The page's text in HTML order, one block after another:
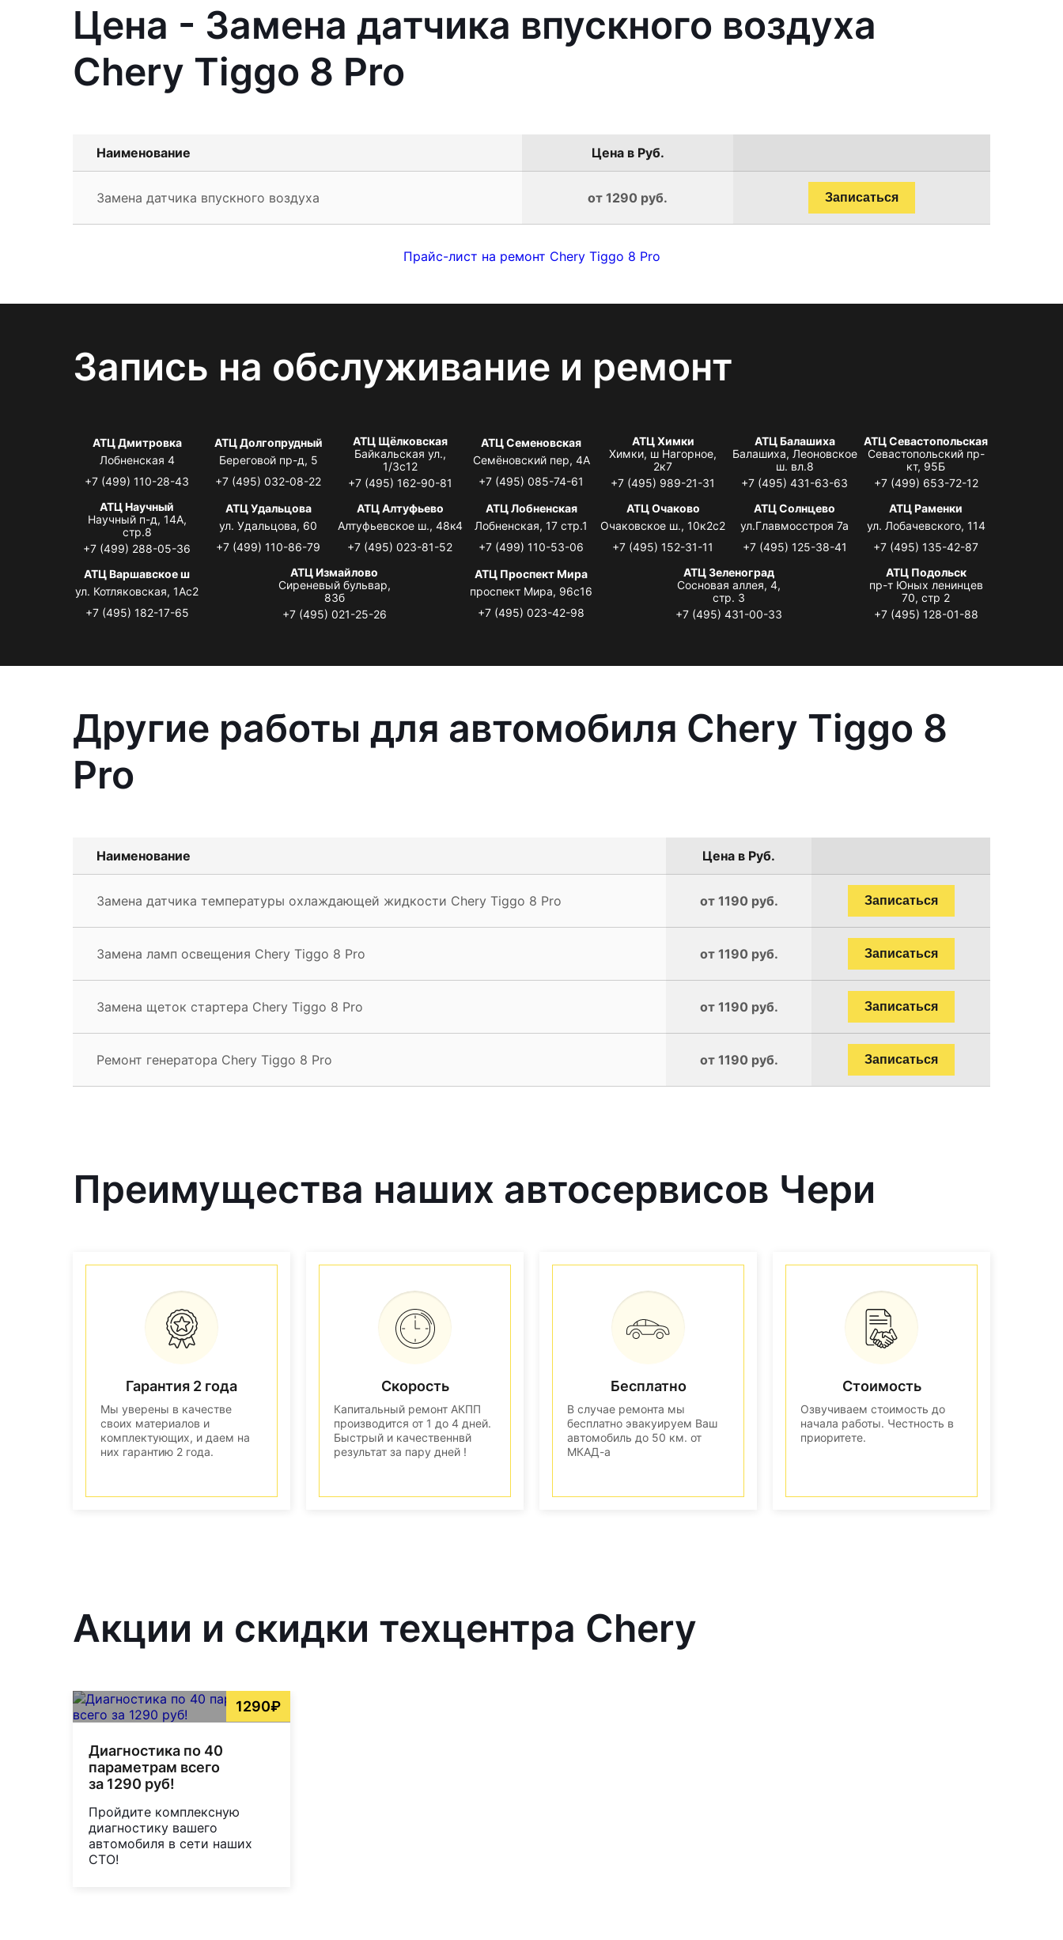
Цена - Замена датчика впускного воздуха
Chery Tiggo 8 Pro
Наименование Цена в Руб.
Замена датчика впускного воздуха от 1290 руб. Записаться
Прайс-лист на ремонт Chery Tiggo 8 Pro
Запись на обслуживание и ремонт
АТЦ Дмитровка
Лобненская 4
+7 (499) 110-28-43
АТЦ Долгопрудный
Береговой пр-д, 5
+7 (495) 032-08-22
АТЦ Щёлковская
Байкальская ул.,
1/3с12
+7 (495) 162-90-81
АТЦ Семеновская
Семёновский пер, 4А
+7 (495) 085-74-61
АТЦ Химки
Химки, ш Нагорное,
2к7
+7 (495) 989-21-31
АТЦ Балашиха
Балашиха, Леоновское
ш. вл.8
+7 (495) 431-63-63
АТЦ Севастопольская
Севастопольский пр-
кт, 95Б
+7 (499) 653-72-12
АТЦ Научный
Научный п-д, 14А,
стр.8
+7 (499) 288-05-36
АТЦ Удальцова
ул. Удальцова, 60
+7 (499) 110-86-79
АТЦ Алтуфьево
Алтуфьевское ш., 48к4
+7 (495) 023-81-52
АТЦ Лобненская
Лобненская, 17 стр.1
+7 (499) 110-53-06
АТЦ Очаково
Очаковское ш., 10к2с2
+7 (495) 152-31-11
АТЦ Солнцево
ул.Главмосстроя 7а
+7 (495) 125-38-41
АТЦ Раменки
ул. Лобачевского, 114
+7 (495) 135-42-87
АТЦ Варшавское ш
ул. Котляковская, 1Ас2
+7 (495) 182-17-65
АТЦ Измайлово
Сиреневый бульвар,
83б
+7 (495) 021-25-26
АТЦ Проспект Мира
проспект Мира, 96с16
+7 (495) 023-42-98
АТЦ Зеленоград
Сосновая аллея, 4,
стр. 3
+7 (495) 431-00-33
АТЦ Подольск
пр-т Юных ленинцев
70, стр 2
+7 (495) 128-01-88
Другие работы для автомобиля Chery Tiggo 8
Pro
Наименование Цена в Руб.
Замена датчика температуры охлаждающей жидкости Chery Tiggo 8 Pro от 1190 руб. Записаться
Замена ламп освещения Chery Tiggo 8 Pro от 1190 руб. Записаться
Замена щеток стартера Chery Tiggo 8 Pro от 1190 руб. Записаться
Ремонт генератора Chery Tiggo 8 Pro от 1190 руб. Записаться
Преимущества наших автосервисов Чери
Гарантия 2 года
Мы уверены в качестве
своих материалов и
комплектующих, и даем на
них гарантию 2 года.
Скорость
Капитальный ремонт АКПП
производится от 1 до 4 дней.
Быстрый и качественнвй
результат за пару дней !
Бесплатно
В случае ремонта мы
бесплатно эвакуируем Ваш
автомобиль до 50 км. от
МКАД-а
Стоимость
Озвучиваем стоимость до
начала работы. Честность в
приоритете.
Акции и скидки техцентра Chery
1290₽
Диагностика по 40
параметрам всего
за 1290 руб!
Пройдите комплексную
диагностику вашего
автомобиля в сети наших
СТО!